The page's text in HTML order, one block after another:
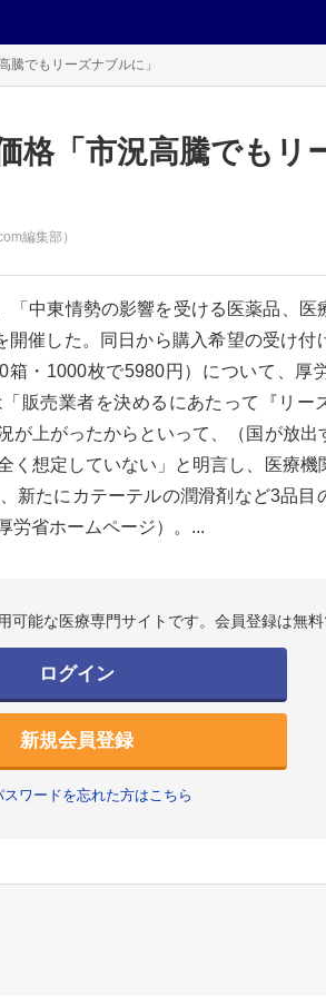
騰でもリーズナブルに」
格「市況高騰でもリ
編集部）
「中東情勢の影響を受ける医薬品、医
開催した。同日から購入希望の受け付
箱・1000枚で5980円）について、厚
販売業者を決めるにあたって『リー
が上がったからといって、（国が放出
く想定していない」と明言し、医療機
新たにカテーテルの潤滑剤など3品目
労省ホームページ）。...
可能な医療専門サイトです。会員登録は無
ログイン
新規会員登録
スワードを忘れた方はこちら